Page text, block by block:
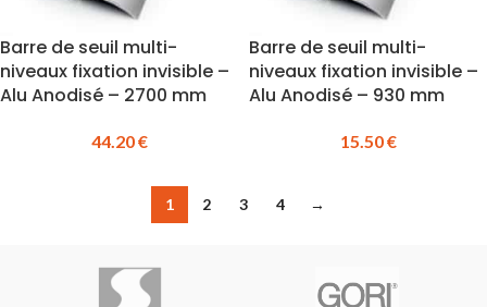
Barre de seuil multi-
niveaux fixation invisible –
Alu Anodisé – 2700 mm
44.20€
Barre de seuil multi-
niveaux fixation invisible –
Alu Anodisé – 930 mm
15.50€
1 2 3 4 →